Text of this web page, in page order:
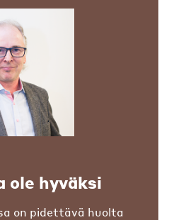
ole hyväksi
on pidettävä huolta